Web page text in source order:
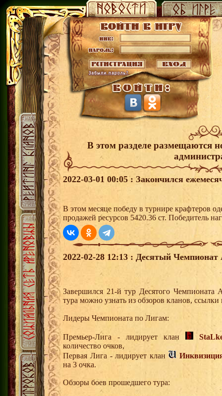
В этом разделе размещаются
2022-03-01 00:05 : Закончился
В этом месяце победу в турнире крафтеров
продажей ресурсов 5420.36 ст. Победитель
2022-02-28 12:13 : Десятый
Завершился 21-й тур Десятого
тура можно узнать из обзоров кланов,
Лидеры Чемпионата по Лигам:
Премьер-Лига - лидирует клан
количество очков,
Первая Лига - лидирует клан
на 3 очка.
Обзоры боев прошедшего тура: